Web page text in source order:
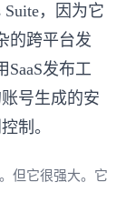
Suite，因为它
的跨平台发
发布工
号生成的安
制。
但它很强大。它